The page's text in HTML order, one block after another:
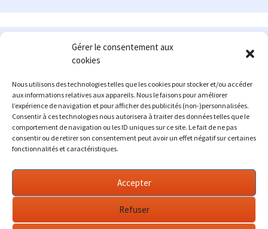
Gérer le consentement aux
cookies
Nous utilisons des technologies telles que les cookies pour stocker et/ou accéder
aux informations relatives aux appareils. Nous le faisons pour améliorer
l’expérience de navigation et pour afficher des publicités (non-)personnalisées.
Consentir à ces technologies nous autorisera à traiter des données telles que le
comportement de navigation ou les ID uniques sur ce site. Le fait de ne pas
consentir ou de retirer son consentement peut avoir un effet négatif sur certaines
fonctionnalités et caractéristiques.
Accepter
Refuser
Le site en quelques mots
: passionné d'automobile ancienne depuis de
nombreuses années, j'ai commencé à partager ma passion sur
internet à partir de 2009 au travers d'un blog qui a connu un relatif
succès. Fin 2013, je décide de prendre mon autonomie et me lancer
avec mon propre site : l'Automobile Ancienne.
Me contacter : alex(at)lautomobileancienne.com